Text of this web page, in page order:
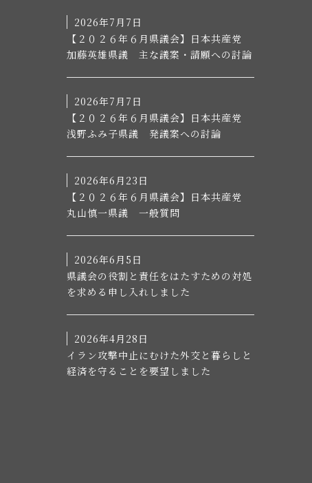
2026年7月7日
【２０２６年６月県議会】日本共産党
加藤英雄県議 主な議案・請願への討論
2026年7月7日
【２０２６年６月県議会】日本共産党
浅野ふみ子県議 発議案への討論
2026年6月23日
【２０２６年６月県議会】日本共産党
丸山慎一県議 一般質問
2026年6月5日
県議会の役割と責任をはたすための対処
を求める申し入れしました
2026年4月28日
イラン攻撃中止にむけた外交と暮らしと
経済を守ることを要望しました